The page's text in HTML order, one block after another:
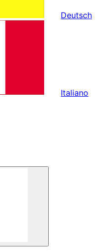
Deutsch
Italiano